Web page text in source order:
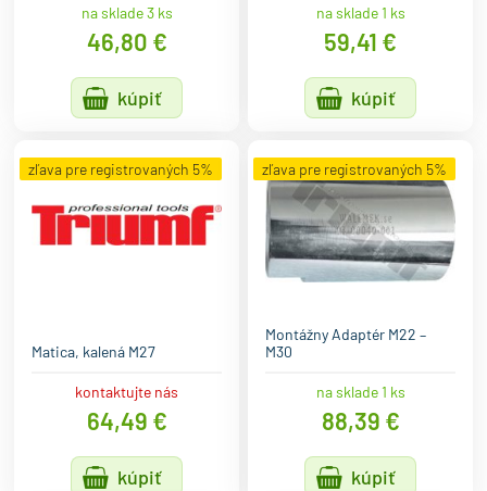
na sklade 3 ks
46,80 €
kúpiť
na sklade 1 ks
59,41 €
kúpiť
zľava pre registrovaných 5%
Matica, kalená M27
kontaktujte nás
64,49 €
kúpiť
zľava pre registrovaných 5%
Montážny Adaptér M22 –
M30
na sklade 1 ks
88,39 €
kúpiť